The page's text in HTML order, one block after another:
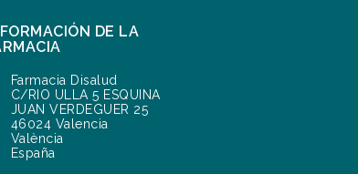
DE LA
Farmacia Disalud
C/RIO ULLA 5 ESQUINA
JUAN VERDEGUER 25
46024 Valencia
València
España